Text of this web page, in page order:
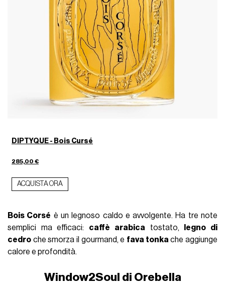
DIPTYQUE - Bois Cursé
285,00 €
ACQUISTA ORA
Bois Corsé è un legnoso caldo e avvolgente. Ha tre note
semplici ma efficaci: caffè arabicatostato,
legno di
cedro che smorza il gourmand, e fava tonkache aggiunge
calore e profondità.
Window2Soul di Orebella